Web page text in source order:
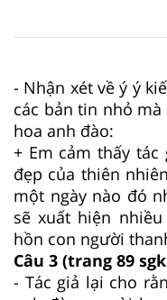
- Nhận xét về ý ý
các bản tin nhỏ
hoa anh đào:
+ Em cảm thấy
đẹp của thiên
một ngày nào đó
sẽ xuất hiện
hồn con người
Câu 3 (trang 89
- Tác giả lại cho